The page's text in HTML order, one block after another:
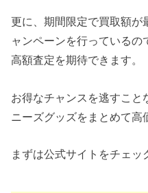
更に、期間限定で買取額が
ャンペーンを行っているの
高額査定を期待できます。
お得なチャンスを逃すこと
ニーズグッズをまとめて高
まずは公式サイトをチェッ